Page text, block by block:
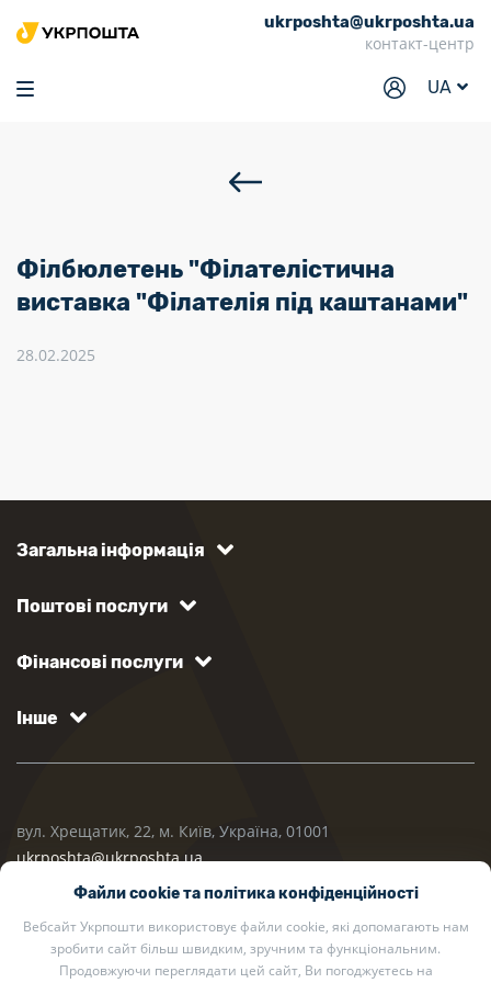
ukrposhta@ukrposhta.ua
контакт-центр
UA
Головна
Маркет
Відділення
Філбюлетень "Філателістична
виставка "Філателія під каштанами"
28.02.2025
Файли cookie та політика конфіденційності
Вебсайт Укрпошти використовує файли cookie, які допомагають нам
зробити сайт більш швидким, зручним та функціональним.
Продовжуючи переглядати цей сайт, Ви погоджуєтесь на
Загальна інформація
Поштові послуги
Фінансові послуги
Інше
вул. Хрещатик, 22, м. Київ, Україна, 01001
ukrposhta@ukrposhta.ua